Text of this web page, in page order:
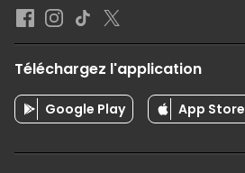
Téléchargez l'application
Google Play App Store